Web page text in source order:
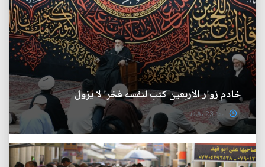
خادم زوار الأربعين كتب لنفسه فخرا لا يزول
منذ 23 دقيقة